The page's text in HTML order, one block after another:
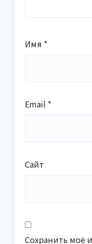
Имя *
Email *
Сайт
Сохранить моё